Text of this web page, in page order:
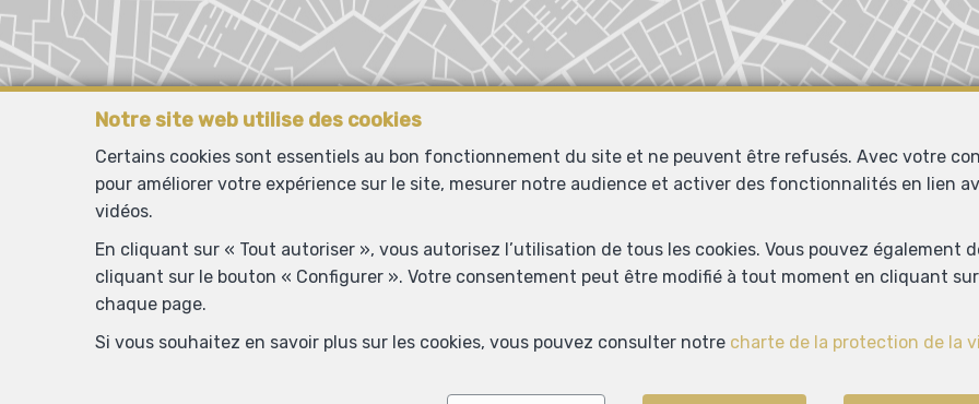
Notre site web utilise des cookies
Certains cookies sont essentiels au bon fonctionnement du site et ne peuvent être refusés. Avec votre
pour améliorer votre expérience sur le site, mesurer notre audience et activer des fonctionnalités en lien
vidéos.
En cliquant sur « Tout autoriser », vous autorisez l’utilisation de tous les cookies. Vous pouvez également
cliquant sur le bouton « Configurer ». Votre consentement peut être modifié à tout moment en cliquant
chaque page.
Si vous souhaitez en savoir plus sur les cookies, vous pouvez consulter notre charte de la protection de la